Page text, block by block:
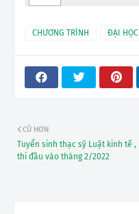
CHƯƠNG TRÌNH ĐẠI HỌC
CŨ HƠN
Tuyển sinh thạc sỹ Luật kinh tế ,
thi đầu vào tháng 2/2022